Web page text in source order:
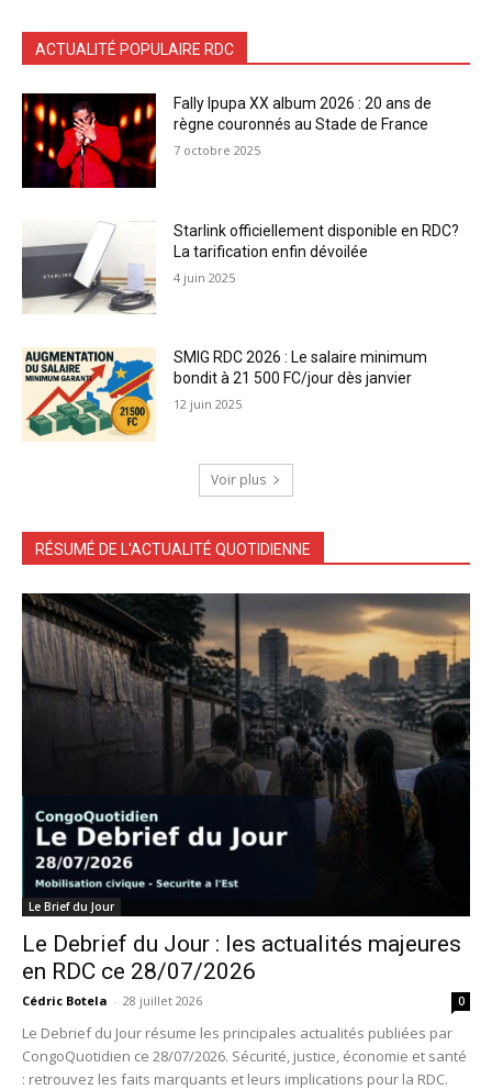
ACTUALITÉ POPULAIRE RDC
Fally Ipupa XX album 2026 : 20 ans de
règne couronnés au Stade de France
7 octobre 2025
Starlink officiellement disponible en RDC?
La tarification enfin dévoilée
4 juin 2025
SMIG RDC 2026 : Le salaire minimum
bondit à 21 500 FC/jour dès janvier
12 juin 2025
Voir plus
RÉSUMÉ DE L'ACTUALITÉ QUOTIDIENNE
Le Brief du Jour
Le Debrief du Jour : les actualités majeures
en RDC ce 28/07/2026
Cédric Botela - 28 juillet 2026 0
Le Debrief du Jour résume les principales actualités publiées par
CongoQuotidien ce 28/07/2026. Sécurité, justice, économie et santé
: retrouvez les faits marquants et leurs implications pour la RDC.